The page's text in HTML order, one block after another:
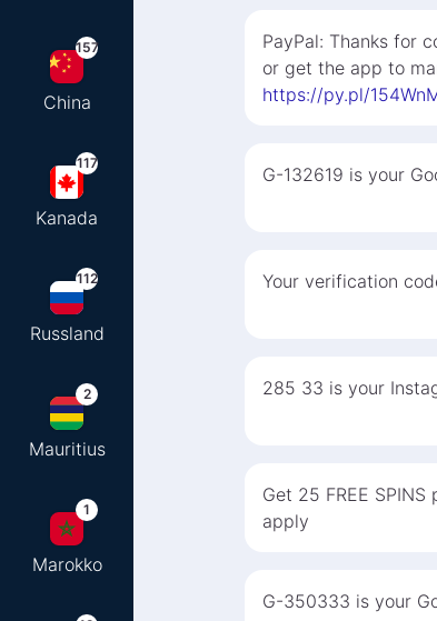
157
China
117
Kanada
112
Russland
2
Mauritius
1
Marokko
PayPal: Thanks for
or get the app to
https://py.pl/
G-132619 is your
Your verification
285 33 is your
Get 25 FREE
apply
G-350333 is your